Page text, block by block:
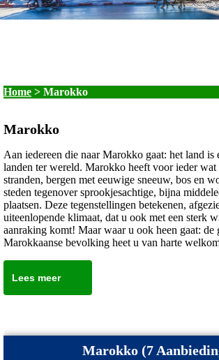
Home > Marokko
Marokko
Aan iedereen die naar Marokko gaat: het land is
landen ter wereld. Marokko heeft voor ieder
stranden, bergen met eeuwige sneeuw, bos en
steden tegenover sprookjesachtige, bijna
plaatsen. Deze tegenstellingen betekenen,
uiteenlopende klimaat, dat u ook met een sterk
aanraking komt! Maar waar u ook heen gaat: de
Marokkaanse bevolking heet u van harte
Lees meer
Marokko (7